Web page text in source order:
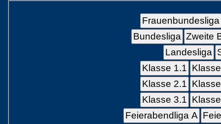
Frauenbundesliga
Bundesliga Zweite
Landesliga
Klasse 1.1
Klasse 2.1
Klasse 3.1
Feierabendliga A